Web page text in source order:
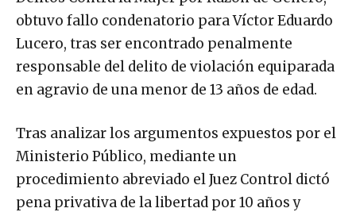
obtuvo fallo condenatorio para Víctor Eduardo
Lucero, tras ser encontrado penalmente
responsable del delito de violación equiparada
en agravio de una menor de 13 años de edad.
Tras analizar los argumentos expuestos por el
Ministerio Público, mediante un
procedimiento abreviado el Juez Control dictó
pena privativa de la libertad por 10 años y